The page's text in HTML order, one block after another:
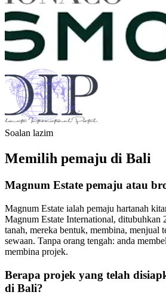
Soalan lazim
Memilih pemaju di Bali
Magnum Estate pemaju atau
Magnum Estate ialah pemaju hartanah
Magnum Estate International, ditubuhkan
tanah, mereka bentuk, membina, menjual
sewaan. Tanpa orang tengah: anda
membina projek.
Berapa projek yang telah
di Bali?